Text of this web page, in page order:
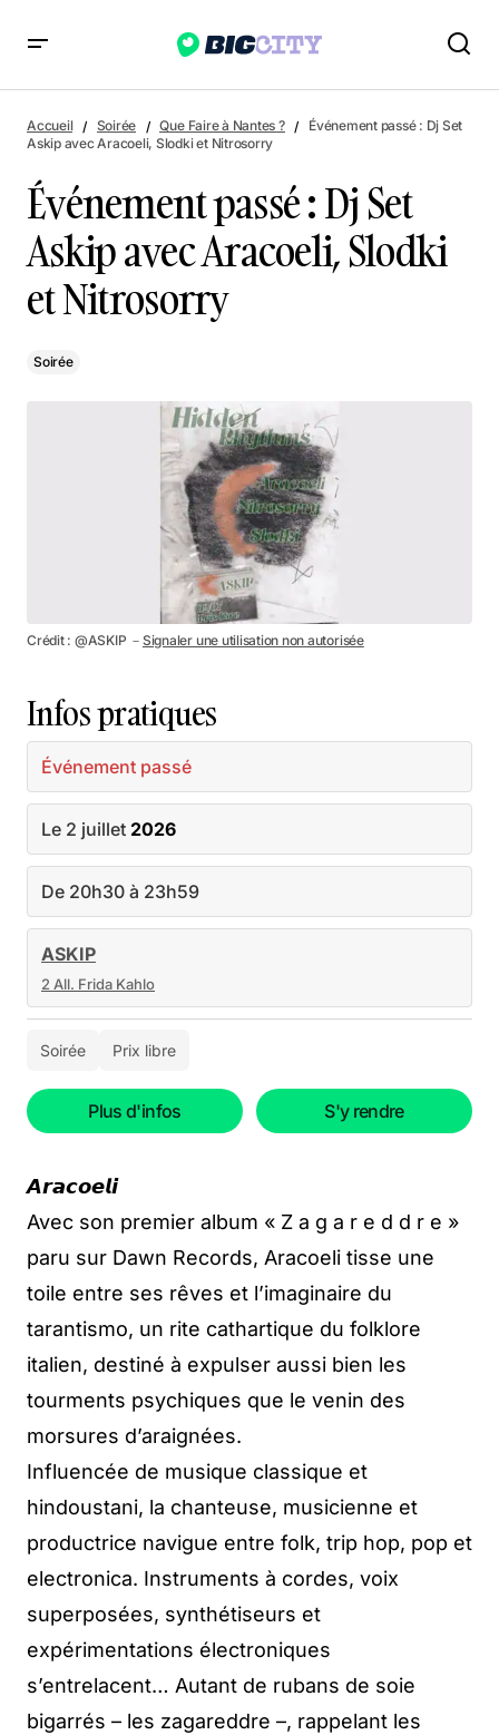
Nitrosorry
Accueil Soirée Que Faire à Nantes ?
Événement passé : Dj Set
Askip avec Aracoeli, Slodki et Nitrosorry
Événement passé : Dj Set
Askip avec Aracoeli, Slodki
et Nitrosorry
Soirée
Crédit : @ASKIP － Signaler une utilisation non autorisée
Infos pratiques
Événement passé
Le 2 juillet 2026
De 20h30 à 23h59
ASKIP
2 All. Frida Kahlo
Soirée Prix libre
Plus d'infos S'y rendre
𝘼𝙧𝙖𝙘𝙤𝙚𝙡𝙞
Avec son premier album « Z a g a r e d d r e »
paru sur Dawn Records, Aracoeli tisse une
toile entre ses rêves et l’imaginaire du
tarantismo, un rite cathartique du folklore
italien, destiné à expulser aussi bien les
tourments psychiques que le venin des
morsures d’araignées.
Influencée de musique classique et
hindoustani, la chanteuse, musicienne et
productrice navigue entre folk, trip hop, pop et
electronica. Instruments à cordes, voix
superposées, synthétiseurs et
expérimentations électroniques
s’entrelacent… Autant de rubans de soie
bigarrés – les zagareddre –, rappelant les